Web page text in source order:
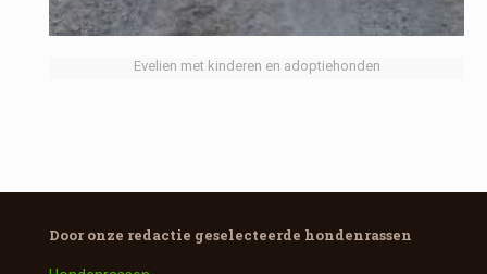
Evelien met kinderen en adoptiehonden
Door onze redactie geselecteerde hondenrassen